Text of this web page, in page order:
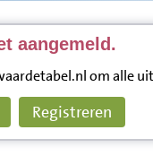
aangemeld.
om alle
Registreren